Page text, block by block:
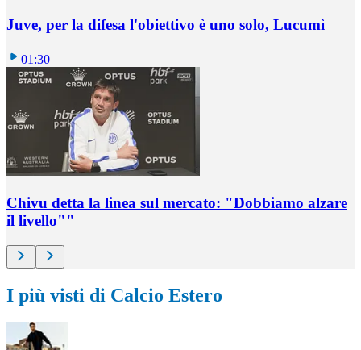
Juve, per la difesa l'obiettivo è uno solo, Lucumì
01:30
Chivu detta la linea sul mercato: "Dobbiamo alzare
il livello""
I più visti di Calcio Estero